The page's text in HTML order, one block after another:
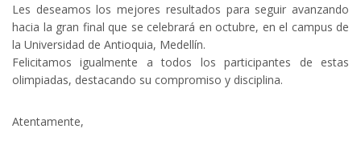
Les deseamos los mejores resultados para seguir avanzando
hacia la gran final que se celebrará en octubre, en el campus de
la Universidad de Antioquia, Medellín.
Felicitamos igualmente a todos los participantes de estas
olimpiadas, destacando su compromiso y disciplina.
Atentamente,